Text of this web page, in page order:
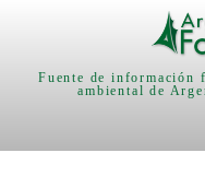
Fuente de
ambiental de